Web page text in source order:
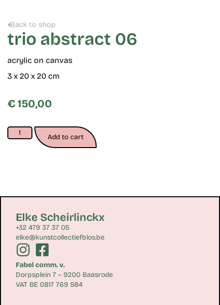
Back to shop
trio abstract 06
acrylic on canvas
3 x 20 x 20 cm
€150,00
Add to cart
Elke Scheirlinckx
+32 479 37 37 05
elke@kunstcollectiefblos.be
Fabel comm. v.
Dorpsplein 7 – 9200 Baasrode
VAT BE 0817 769 584